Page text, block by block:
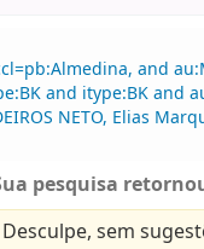
and
and itype:BK and
NETO, Elias
pesquisa
Desculpe, sem